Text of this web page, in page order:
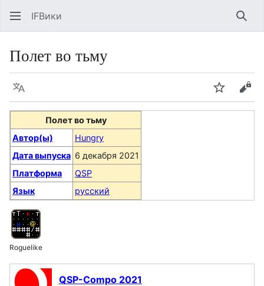
IFВики
Полет во тьму
Язык Следить
Полет во тьму
Автор(ы)
Hungry
Дата выпуска 6 декабря 2021
Платформа
QSP
Язык
русский
Roguelike
QSP-Compo 2021